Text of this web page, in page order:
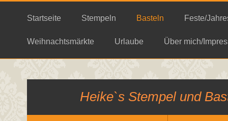
Startseite Stempeln Basteln Feste/
Weihnachtsmärkte Urlaube Über mich/
Heike`s Stempel und